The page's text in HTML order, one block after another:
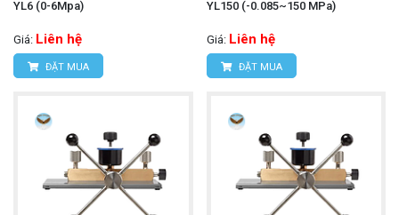
YL6 (0-6Mpa)
Giá: Liên hệ
ĐẶT MUA
YL150 (-0.085~150 MPa)
Giá: Liên hệ
ĐẶT MUA